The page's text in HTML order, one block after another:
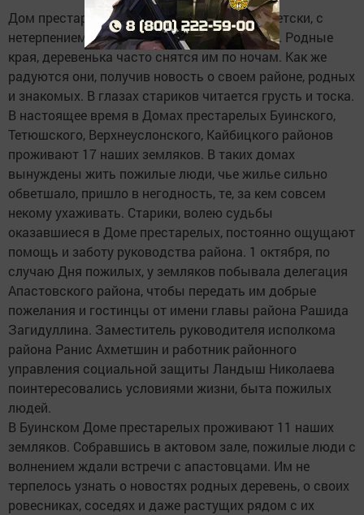
Дом престарелых. Здешние обитатели по-детски, с
нетерпением ждут весточек с родной земли. Родные
края, деревенька часто снятся им по ночам. Как же
радуются они, получив новость о своем районе, родных
и знакомых. В глазах стариков читается грусть и тоска.
В настоящее время в Домах престарелых Буинского,
Тетюшского, Верхнеуслонского, Кайбицкого районов
проживают 17 наших земляков. В таких домах
вынуждены жить пожилые люди, чье жилье сильно
обветшало, пришло в негодность, те, за кем совсем
некому ухаживать. Старики, волею судьбы
оказавшиеся в Доме престарелых, постоянно ощущают
помощь и заботу руководства района. 1 октября, по
случаю Дня пожилых, у земляков побывала делегация
Апастовского района, чтобы передать им добрые
пожелания и гостинцы от имени главы района Рашида
Загидуллина. Заместитель руководителя исполкома
района Ранис Ахметшин и работник районного
управления социальной защиты Ландыш Николаева
поинтересовались условиями жизни, быта пожилых
людей.
В Буинском Доме престарелых проживают 11 наших
земляков. Собравшись в актовом зале, пожилые люди с
волнением ждали встречи с апастовцами. Им не
терпелось узнать о новостях родных деревень, о своих
ровесниках, соседях и даже растущих рядом с их